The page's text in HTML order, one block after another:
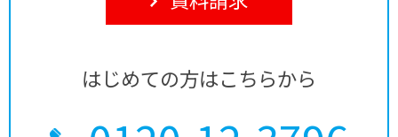
はじめての方はこちらから